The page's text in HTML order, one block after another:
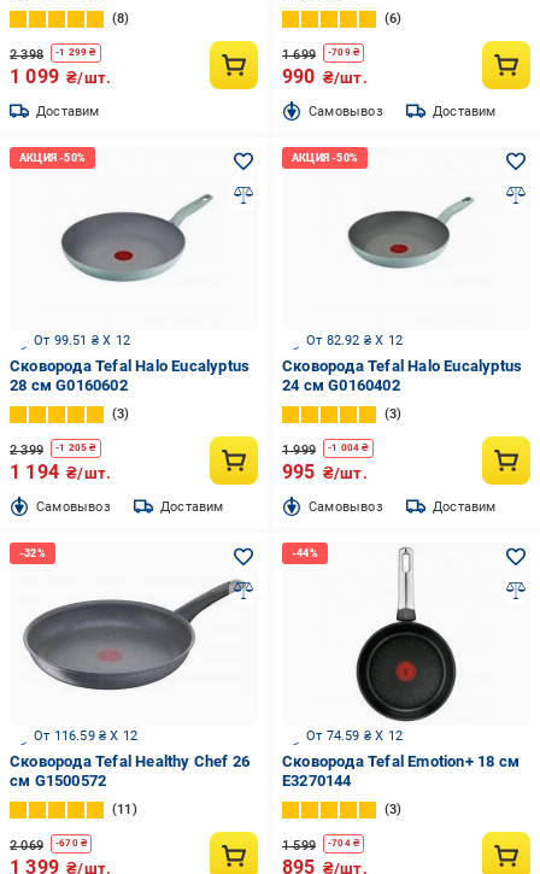
8
2 398 -1 299 ₴
1 099 ₴/шт.
Доставим
6
1 699 -709₴
990 ₴/шт.
Cамовывоз Доставим
От 99.51 ₴ X 12
Сковорода Tefal Halo Eucalyptus
28 см G0160602
3
2 399 -1 205 ₴
1 194 ₴/шт.
Cамовывоз Доставим
От 82.92 ₴ X 12
Сковорода Tefal Halo Eucalyptus
24 см G0160402
3
1 999 -1 004 ₴
995 ₴/шт.
Cамовывоз Доставим
От 116.59 ₴ X 12
Сковорода Tefal Healthy Chef 26
см G1500572
11
2 069 -670₴
1 399 ₴/шт.
От 74.59 ₴ X 12
Сковорода Tefal Emotion+ 18 см
E3270144
3
1 599 -704₴
895 ₴/шт.